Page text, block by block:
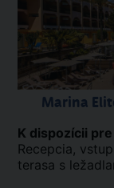
Marina
K dispozícii
Recepcia,
terasa s